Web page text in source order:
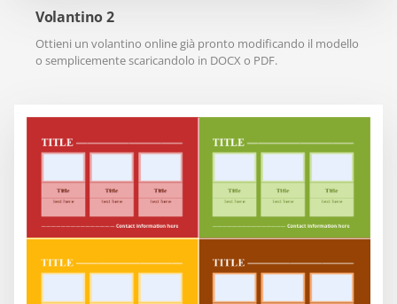
Volantino 2
Ottieni un volantino online già pronto modificando il modello
o semplicemente scaricandolo in DOCX o PDF.